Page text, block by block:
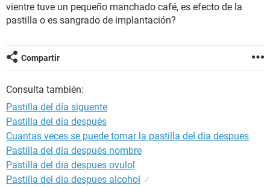
GLOSARIO
vientre tuve un pequeño manchado café, es efecto de la
pastilla o es sangrado de implantación?
Compartir
Consulta también:
Pastilla del día siguente
Pastilla del dia después
Cuantas veces se puede tomar la pastilla del dia despues
Pastilla del día después nombre
Pastilla del dia despues ovulol
Pastilla del dia despues alcohol ✓